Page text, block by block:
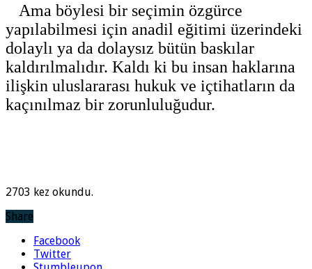
Ama böylesi bir seçimin özgürce
yapılabilmesi için anadil eğitimi üzerindeki
dolaylı ya da dolaysız bütün baskılar
kaldırılmalıdır. Kaldı ki bu insan haklarına
ilişkin uluslararası hukuk ve içtihatların da
kaçınılmaz bir zorunluluğudur.
2703 kez okundu.
Share
Facebook
Twitter